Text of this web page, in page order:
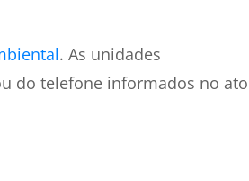
. As unidades
do telefone informados no ato